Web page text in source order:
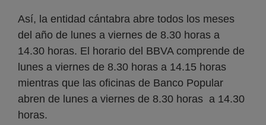
Así, la entidad cántabra abre todos los meses
del año de lunes a viernes de 8.30 horas a
14.30 horas. El horario del BBVA comprende de
lunes a viernes de 8.30 horas a 14.15 horas
mientras que las oficinas de Banco Popular
abren de lunes a viernes de 8.30 horas a 14.30
horas.